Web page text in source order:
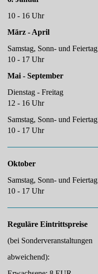
10 - 16 Uhr
März - April
Samstag, Sonn- und Feiertag
10 - 17 Uhr
Mai - September
Dienstag - Freitag
12 - 16 Uhr
Samstag, Sonn- und Feiertag
10 - 17 Uhr
Oktober
Samstag, Sonn- und Feiertag
10 - 17 Uhr
Reguläre Eintrittspreise
(bei Sonderveranstaltungen
abweichend):